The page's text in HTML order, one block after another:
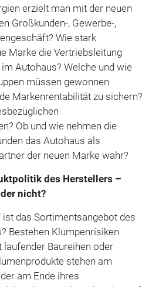
erzielt man mit der neuen
Großkunden-, Gewerbe-,
Wie stark
Marke die Vertriebsleitung
Autohaus? Welche und wie
müssen gewonnen
Markenrentabilität zu sichern?
Ob und wie nehmen die
das Autohaus als
der neuen Marke wahr?
des Herstellers –
nicht?
das Sortimentsangebot des
Bestehen Klumpenrisiken
Baureihen oder
stehen am
am Ende ihres